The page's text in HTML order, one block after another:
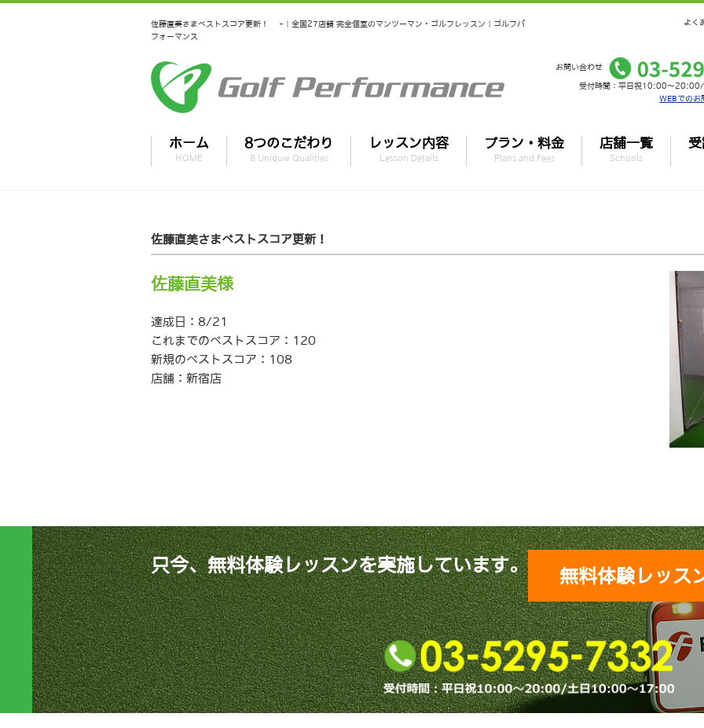
佐藤直美さまベストスコア更新！ -｜全国27店舗 完全個室のマンツーマン・ゴルフレッスン｜ゴルフパ
フォーマンス
よく
お問い合わせ
受付時間：平日祝10:00～
WEBでのお
ホーム
HOME
8つのこだわり
8 Uniquw Qualities
レッスン内容
Lesson Details
プラン・料金
Plans and Fees
店舗一覧
Schools
佐藤直美さまベストスコア更新！
佐藤直美様
達成日：8/21
これまでのベストスコア：120
新規のベストスコア：108
店舗：新宿店
只今、無料体験レッスンを実施しています。
無料体験レッス